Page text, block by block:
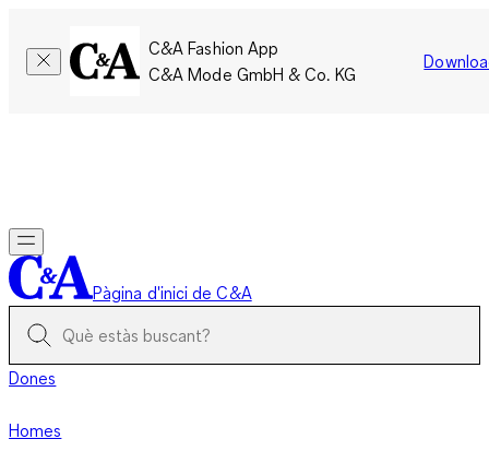
C&A Fashion App
C&A Mode GmbH & Co. KG
Pàgina d'inici de C&A
Dones
Homes